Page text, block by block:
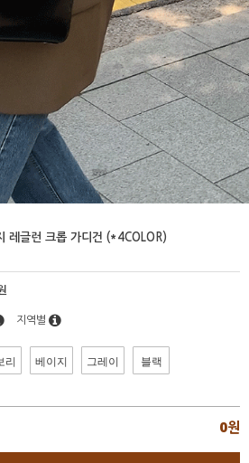
레글런 크롭 가디건 (*4COLOR)
지역별
리 베이지 그레이 블랙
0원